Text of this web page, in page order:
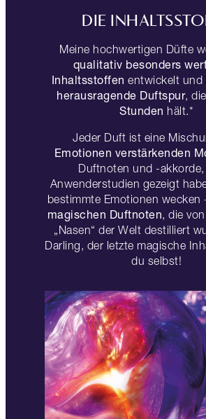
DIE
Meine hochwertigen Düfte
qualitativ besonders
Inhaltsstoffen entwickelt und
herausragende Duftspur,
Stunden hält.*
Jeder Duft ist eine
Emotionen verstärkenden
Duftnoten und -akkorde,
Anwenderstudien gezeigt
bestimmte Emotionen wecken
magischen Duftnoten, die
„Nasen“ der Welt destilliert
Darling, der letzte magische
du selbst!